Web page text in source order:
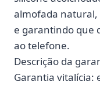
almofada natural,
e garantindo que
ao telefone.
Descrição da
Garantia vitalícia: